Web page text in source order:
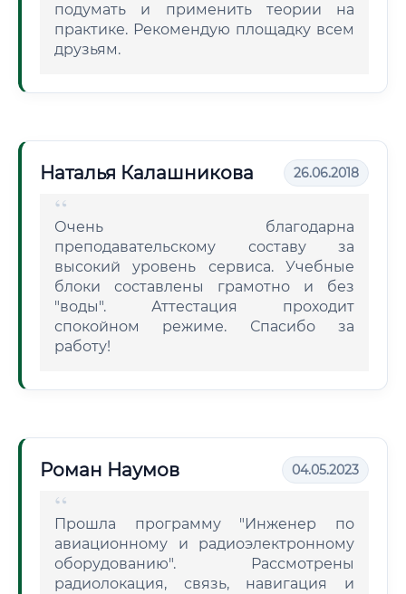
подумать и применить теории на
практике. Рекомендую площадку всем
друзьям.
Наталья Калашникова 26.06.2018
Очень благодарна
преподавательскому составу за
высокий уровень сервиса. Учебные
блоки составлены грамотно и без
"воды". Аттестация проходит
спокойном режиме. Спасибо за
работу!
Роман Наумов 04.05.2023
Прошла программу "Инженер по
авиационному и радиоэлектронному
оборудованию". Рассмотрены
радиолокация, связь, навигация и